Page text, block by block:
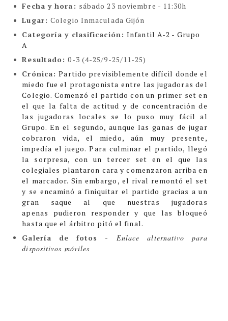
Fecha y hora: sábado 23 noviembre - 11:30h
Lugar:Colegio Inmaculada Gijón
Categoría y clasificación:Infantil A-2 - Grupo
A
Resultado:0-3 (4-25/9-25/11-25)
Crónica:Partido previsiblemente difícil donde el
miedo fue el protagonista entre las jugadoras del
Colegio. Comenzó el partido con un primer set en
el que la falta de actitud y de concentración de
las jugadoras locales se lo puso muy fácil al
Grupo.En el segundo, aunque las ganas de jugar
cobraron vida, el miedo, aún muy presente,
impedía el juego.Para culminar el partido, llegó
la sorpresa, con un tercer set en el que las
colegiales plantaron cara y comenzaron arriba en
el marcador. Sin embargo, el rival remontó el set
y se encaminó a finiquitar el partido gracias a un
gran saque al que nuestras jugadoras
apenas pudieron responder y que las bloqueó
hasta que el árbitro pitó el final.
Galería de fotos -
Enlace alternativo para
dispositivos móviles